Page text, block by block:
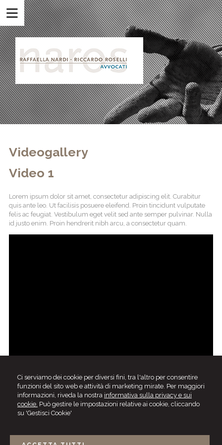
Ci serviamo dei cookie per diversi fini, tra l'altro per consentire
funzioni del sito web e attività di marketing mirate. Per maggiori
informazioni, riveda la nostra informativa sulla privacy e sui
cookie. Può gestire le impostazioni relative ai cookie, cliccando
su 'Gestisci Cookie'
Videogallery
Video 1
Lorem ipsum dolor sit amet, consectetur adipiscing elit. Curabitur
quis ante leo. Ut facilisis posuere eleifend. Proin tincidunt vulputate
felis ac feugiat. Vestibulum eget velit sed ante semper pulvinar. Nulla
id justo enim. Proin hendrerit nibh arcu, a consectetur quam.